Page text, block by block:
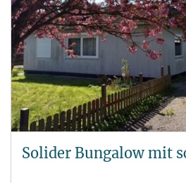
Solider Bungalow mit